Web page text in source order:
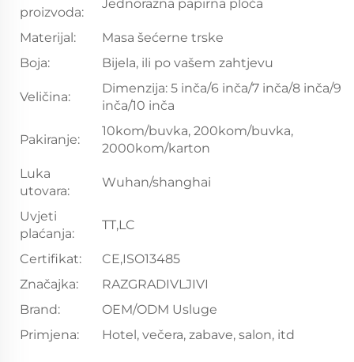
proizvoda:
Jednorazna papirna ploča
Materijal:
Masa šećerne trske
Boja:
Bijela, ili po vašem zahtjevu
Veličina:
Dimenzija: 5 inča/6 inča/7 inča/8 inča/9
inča/10 inča
Pakiranje:
10kom/buvka, 200kom/buvka,
2000kom/karton
Luka
utovara:
Wuhan/shanghai
Uvjeti
plaćanja:
TT,LC
Certifikat:
CE,ISO13485
Značajka:
RAZGRADIVLJIVI
Brand:
OEM/ODM Usluge
Primjena:
Hotel, večera, zabave, salon, itd